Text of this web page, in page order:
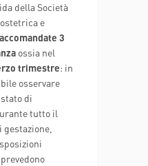
della Società
e
3
ossia nel
trimestre: in
osservare
di
tutto il